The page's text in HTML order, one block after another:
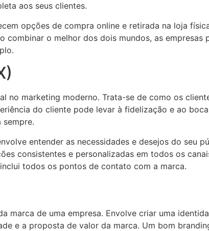
aos seus clientes.
opções de compra online e retirada na loja
o melhor dos dois mundos, as empresas
no marketing moderno. Trata-se de como os
do cliente pode levar à fidelização e ao
entender as necessidades e desejos do seu
consistentes e personalizadas em todos os
todos os pontos de contato com a marca.
marca de uma empresa. Envolve criar uma
e a proposta de valor da marca. Um bom